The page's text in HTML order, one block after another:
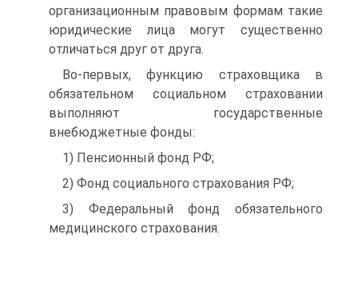
организационным правовым формам такие
юридические лица могут существенно
отличаться друг от друга.
Во-первых, функцию страховщика в
обязательном социальном страховании
выполняют государственные
внебюджетные фонды:
1) Пенсионный фонд РФ;
2) Фонд социального страхования РФ;
3) Федеральный фонд обязательного
медицинского страхования.